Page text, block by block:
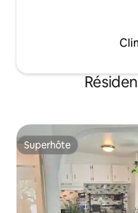
Superhôte
Superhôte